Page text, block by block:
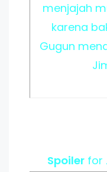
menjajah
karena
Gugun
Spoilerfor